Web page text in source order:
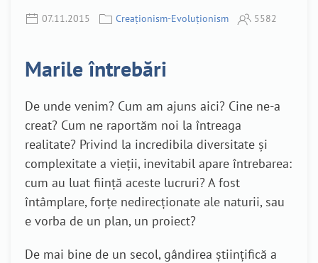
07.11.2015 Creaționism-Evoluționism 5582
Marile întrebări
De unde venim? Cum am ajuns aici? Cine ne-a
creat? Cum ne raportăm noi la întreaga
realitate? Privind la incredibila diversitate și
complexitate a vieții, inevitabil apare întrebarea:
cum au luat ființă aceste lucruri? A fost
întâmplare, forțe nedirecționate ale naturii, sau
e vorba de un plan, un proiect?
De mai bine de un secol, gândirea științifică a